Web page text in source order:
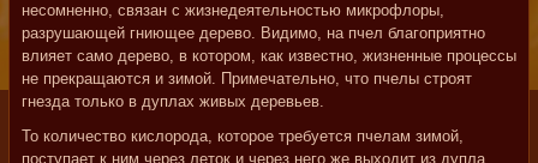
несомненно, связан с жизнедеятельностью микрофлоры,
разрушающей гниющее дерево. Видимо, на пчел благоприятно
влияет само дерево, в котором, как известно, жизненные процессы
не прекращаются и зимой. Примечательно, что пчелы строят
гнезда только в дуплах живых деревьев.
То количество кислорода, которое требуется пчелам зимой,
поступает к ним через леток и через него же выходит из дупла